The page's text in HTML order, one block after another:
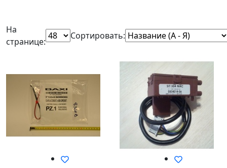
На
странице:
Сортировать: